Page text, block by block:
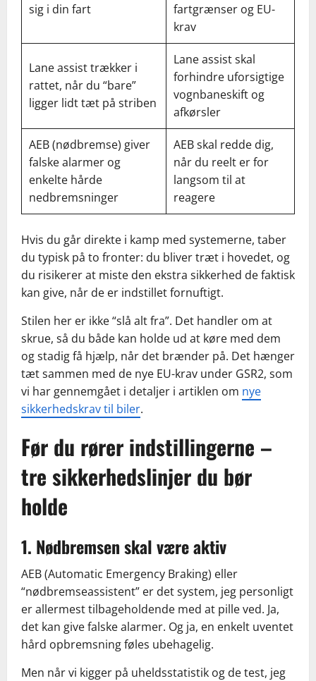
sig i din fart
fartgrænser og EU-
krav
Lane assist trækker i
rattet, når du “bare”
ligger lidt tæt på striben
Lane assist skal
forhindre uforsigtige
vognbaneskift og
afkørsler
AEB (nødbremse) giver
falske alarmer og
enkelte hårde
nedbremsninger
AEB skal redde dig,
når du reelt er for
langsom til at
reagere
Hvis du går direkte i kamp med systemerne, taber
du typisk på to fronter: du bliver træt i hovedet, og
du risikerer at miste den ekstra sikkerhed de faktisk
kan give, når de er indstillet fornuftigt.
Stilen her er ikke “slå alt fra”. Det handler om at
skrue, så du både kan holde ud at køre med dem
og stadig få hjælp, når det brænder på. Det hænger
tæt sammen med de nye EU-krav under GSR2, som
vi har gennemgået i detaljer i artiklen om nye
sikkerhedskrav til biler.
Før du rører indstillingerne –
tre sikkerhedslinjer du bør
holde
1. Nødbremsen skal være aktiv
AEB (Automatic Emergency Braking) eller
“nødbremseassistent” er det system, jeg personligt
er allermest tilbageholdende med at pille ved. Ja,
det kan give falske alarmer. Og ja, en enkelt uventet
hård opbremsning føles ubehagelig.
Men når vi kigger på uheldsstatistik og de test, jeg